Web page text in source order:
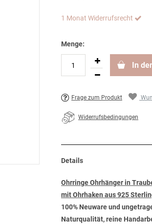
1 Monat Widerrufsrecht
Menge:
In
Frage zum Produkt
Widerrufsbedingungen
Details
Ohrringe Ohrhänger in
mit Ohrhaken aus 925
100% Neuware und
Naturqualität, reine